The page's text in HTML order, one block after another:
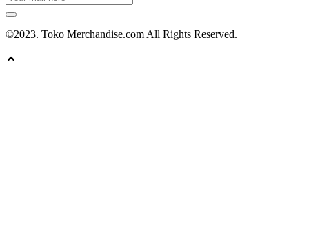
©2023. Toko Merchandise.com All Rights Reserved.